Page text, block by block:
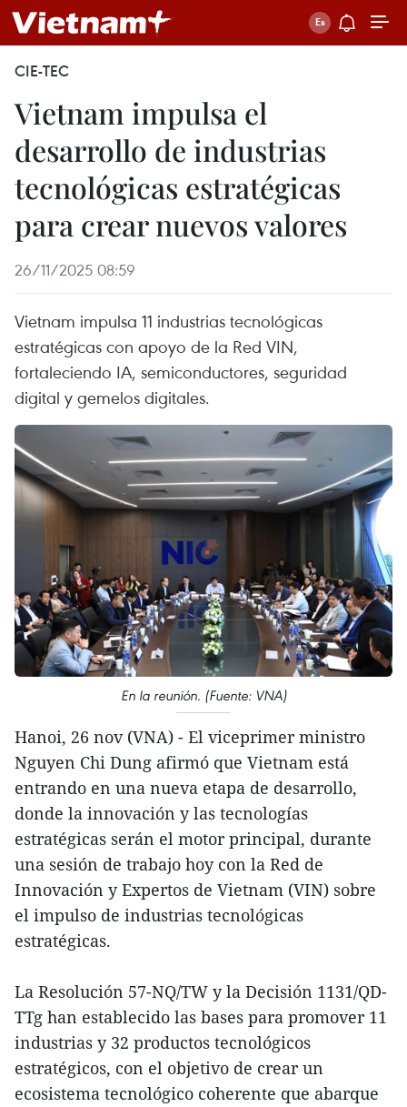
CIE-TEC
Vietnam impulsa el
desarrollo de industrias
tecnológicas estratégicas
para crear nuevos valores
26/11/2025 08:59
Vietnam impulsa 11 industrias tecnológicas
estratégicas con apoyo de la Red VIN,
fortaleciendo IA, semiconductores, seguridad
digital y gemelos digitales.
En la reunión. (Fuente: VNA)
Hanoi, 26 nov (VNA) - El viceprimer ministro
Nguyen Chi Dung afirmó que Vietnam está
entrando en una nueva etapa de desarrollo,
donde la innovación y las tecnologías
estratégicas serán el motor principal, durante
una sesión de trabajo hoy con la Red de
Innovación y Expertos de Vietnam (VIN) sobre
el impulso de industrias tecnológicas
estratégicas.
La Resolución 57-NQ/TW y la Decisión 1131/QD-
TTg han establecido las bases para promover 11
industrias y 32 productos tecnológicos
estratégicos, con el objetivo de crear un
ecosistema tecnológico coherente que abarque